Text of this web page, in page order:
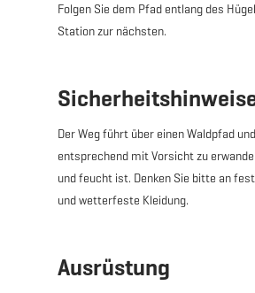
vergessen!
Folgen Sie dem Pfad entlang des
Station zur nächsten.
Der Weg führt über einen Waldpfad
entsprechend mit Vorsicht zu
und feucht ist. Denken Sie bitte an
und wetterfeste Kleidung.
Ausrüstung